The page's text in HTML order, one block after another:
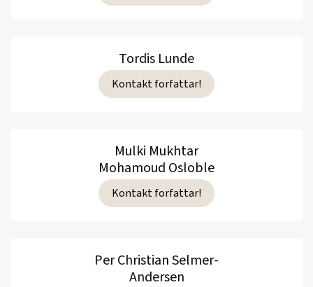
Tordis Lunde
Kontakt forfattar!
Mulki Mukhtar
Mohamoud Osloble
Kontakt forfattar!
Per Christian Selmer-
Andersen